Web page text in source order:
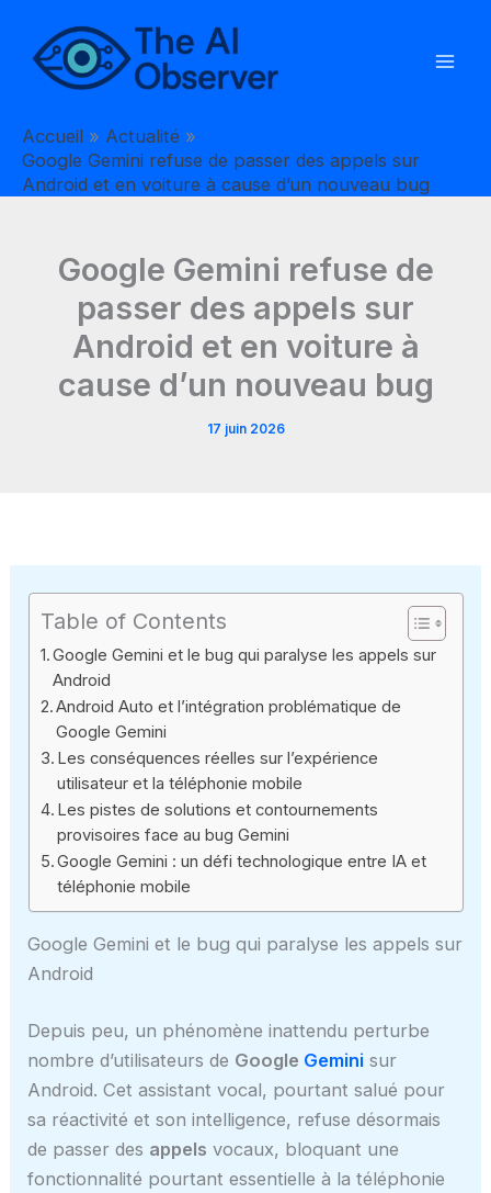
contenu
Accueil
Actualité
Google Gemini refuse de passer des appels sur
Android et en voiture à cause d’un nouveau bug
Google Gemini refuse de
passer des appels sur
Android et en voiture à
cause d’un nouveau bug
17 juin 2026
Table of Contents
Google Gemini et le bug qui paralyse les appels sur
Android
Android Auto et l’intégration problématique de
Google Gemini
Les conséquences réelles sur l’expérience
utilisateur et la téléphonie mobile
Les pistes de solutions et contournements
provisoires face au bug Gemini
Google Gemini : un défi technologique entre IA et
téléphonie mobile
Google Gemini et le bug qui paralyse les appels sur
Android
Depuis peu, un phénomène inattendu perturbe
nombre d’utilisateurs de Google Gemini sur
Android. Cet assistant vocal, pourtant salué pour
sa réactivité et son intelligence, refuse désormais
de passer des appels vocaux, bloquant une
fonctionnalité pourtant essentielle à la téléphonie